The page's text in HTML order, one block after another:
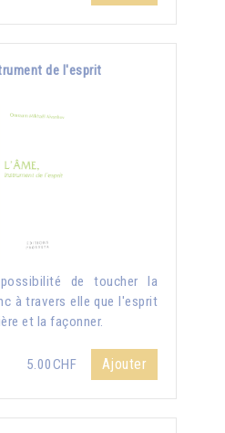
de l'esprit
de toucher la
à travers elle que l'esprit
et la façonner.
5.00CHF Ajouter